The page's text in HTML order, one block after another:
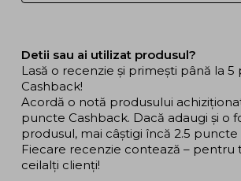
Detii sau ai utilizat produsul?
Lasă o recenzie și primești până la
Cashback!
Acordă o notă produsului
puncte Cashback. Dacă adaugi și o
produsul, mai câștigi încă 2.5 puncte
Fiecare recenzie contează – pentru
ceilalți clienți!